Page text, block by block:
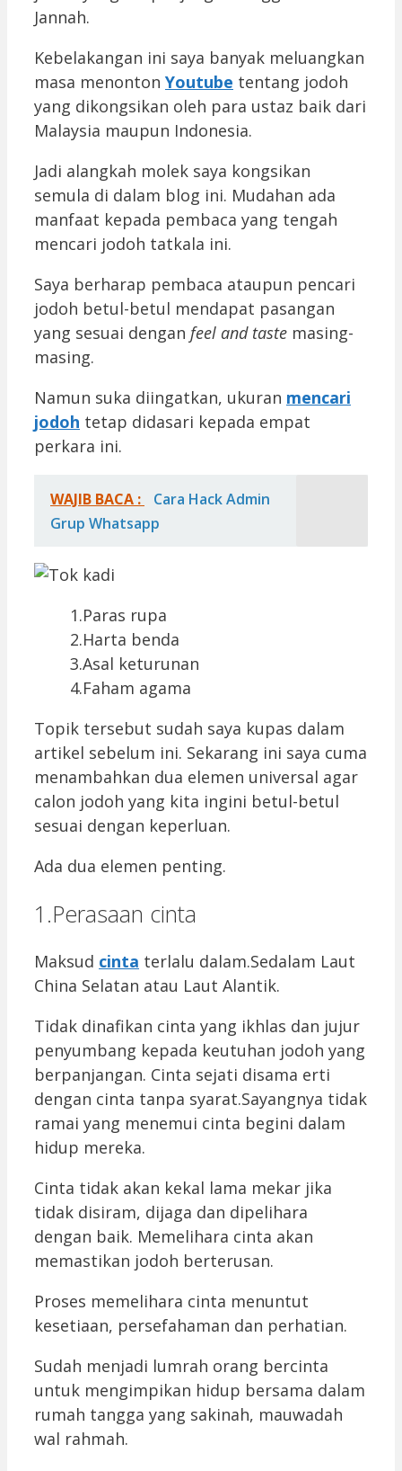
Jannah.
Kebelakangan ini saya banyak meluangkan
masa menonton Youtube tentang jodoh
yang dikongsikan oleh para ustaz baik dari
Malaysia maupun Indonesia.
Jadi alangkah molek saya kongsikan
semula di dalam blog ini. Mudahan ada
manfaat kepada pembaca yang tengah
mencari jodoh tatkala ini.
Saya berharap pembaca ataupun pencari
jodoh betul-betul mendapat pasangan
yang sesuai dengan feel and taste masing-
masing.
Namun suka diingatkan, ukuran mencari
jodoh tetap didasari kepada empat
perkara ini.
WAJIB BACA :
Cara Hack Admin
Grup Whatsapp
1.Paras rupa
2.Harta benda
3.Asal keturunan
4.Faham agama
Topik tersebut sudah saya kupas dalam
artikel sebelum ini. Sekarang ini saya cuma
menambahkan dua elemen universal agar
calon jodoh yang kita ingini betul-betul
sesuai dengan keperluan.
Ada dua elemen penting.
1.Perasaan cinta
Maksud cinta terlalu dalam.Sedalam Laut
China Selatan atau Laut Alantik.
Tidak dinafikan cinta yang ikhlas dan jujur
penyumbang kepada keutuhan jodoh yang
berpanjangan. Cinta sejati disama erti
dengan cinta tanpa syarat.Sayangnya tidak
ramai yang menemui cinta begini dalam
hidup mereka.
Cinta tidak akan kekal lama mekar jika
tidak disiram, dijaga dan dipelihara
dengan baik. Memelihara cinta akan
memastikan jodoh berterusan.
Proses memelihara cinta menuntut
kesetiaan, persefahaman dan perhatian.
Sudah menjadi lumrah orang bercinta
untuk mengimpikan hidup bersama dalam
rumah tangga yang sakinah, mauwadah
wal rahmah.